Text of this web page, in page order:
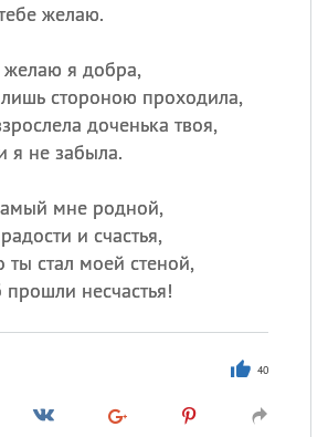
желаю.
я добра,
стороною проходила,
доченька твоя,
я не забыла.
мне родной,
и счастья,
ты стал моей стеной,
несчастья!
40